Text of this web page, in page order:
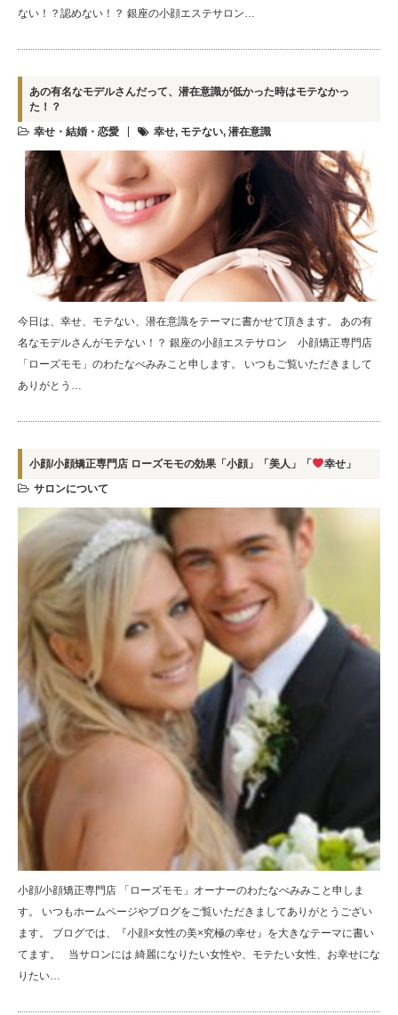
ない！？認めない！？ 銀座の小顔エステサロン…
あの有名なモデルさんだって、潜在意識が低かった時はモテなかっ
た！？
幸せ・結婚・恋愛 幸せ, モテない, 潜在意識
今日は、幸せ、モテない、潜在意識をテーマに書かせて頂きます。 あの有
名なモデルさんがモテない！？ 銀座の小顔エステサロン 小顔矯正専門店
「ローズモモ」のわたなべみみこと申します。 いつもご覧いただきまして
ありがとう…
小顔/小顔矯正専門店 ローズモモの効果「小顔」「美人」「 幸せ」
サロンについて
小顔/小顔矯正専門店 「ローズモモ」オーナーのわたなべみみこと申しま
す。 いつもホームページやブログをご覧いただきましてありがとうござい
ます。 ブログでは、『小顔×女性の美×究極の幸せ』を大きなテーマに書い
てます。 当サロンには 綺麗になりたい女性や、モテたい女性、お幸せにな
りたい…